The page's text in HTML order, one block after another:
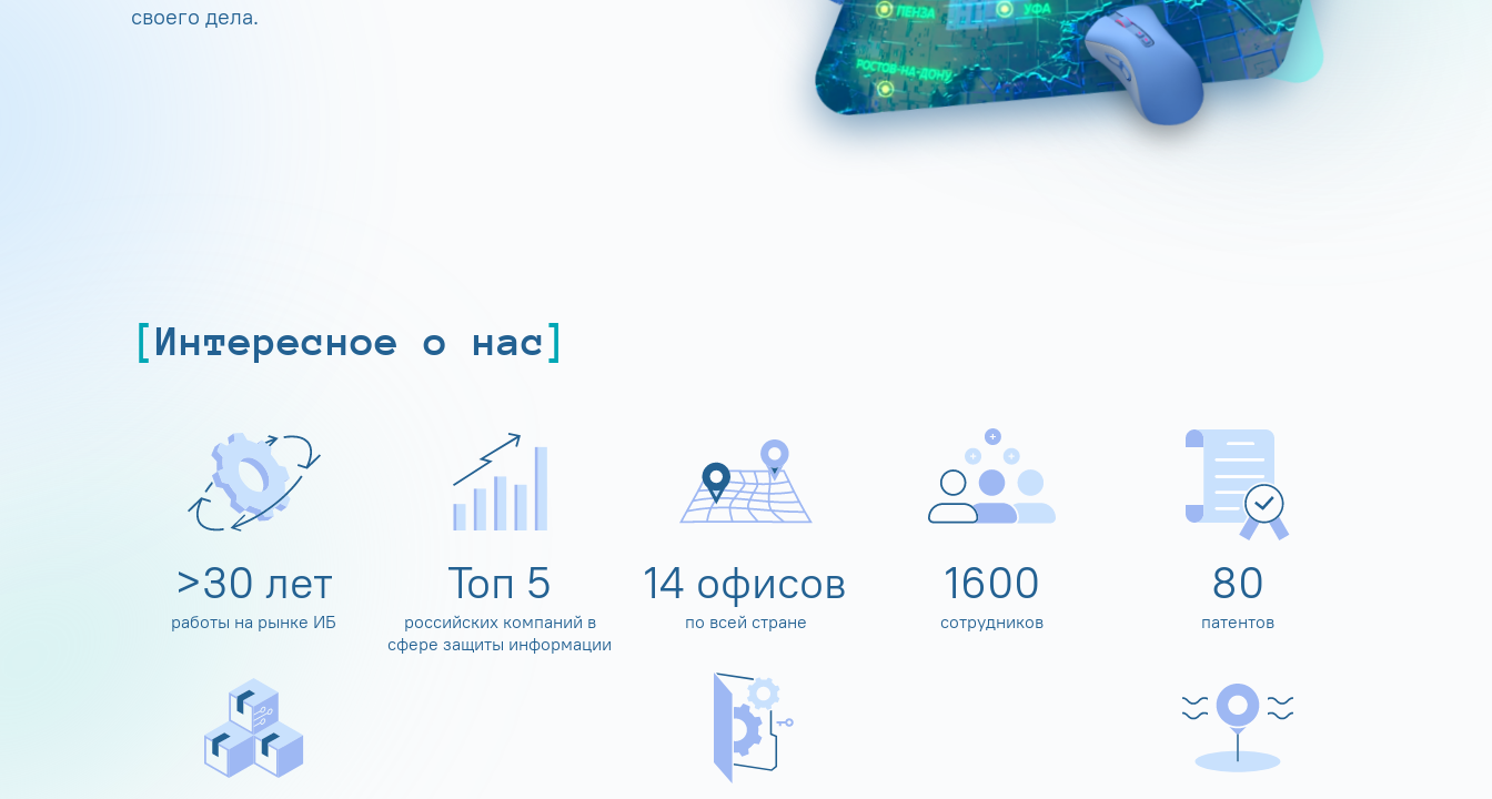
своего дела.
Интересное о нас
>30 лет
работы на рынке ИБ
Топ 5
российских компаний в
сфере защиты информации
14 офисов
по всей стране
1600
сотрудников
80
патентов